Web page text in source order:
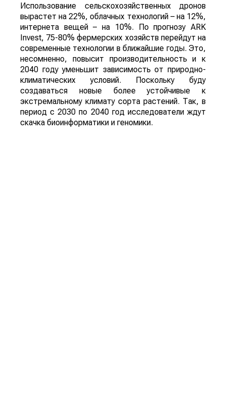
Использование сельскохозяйственных дронов
вырастет на 22%, облачных технологий – на 12%,
интернета вещей – на 10%. По прогнозу ARK
Invest, 75-80% фермерских хозяйств перейдут на
современные технологии в ближайшие годы. Это,
несомненно, повысит производительность и к
2040 году уменьшит зависимость от природно-
климатических условий. Поскольку буду
создаваться новые более устойчивые к
экстремальному климату сорта растений. Так, в
период с 2030 по 2040 год исследователи ждут
скачка биоинформатики и геномики.